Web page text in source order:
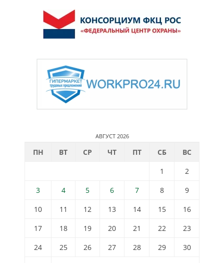
АВГУСТ 2026
ПН ВТ СР ЧТ ПТ СБ
ВС
1
2
3
4 5 6 7 8
9
10
11 12 13 14 15
16
17
18 19 20 21 22
23
24
25 26 27 28 29
30